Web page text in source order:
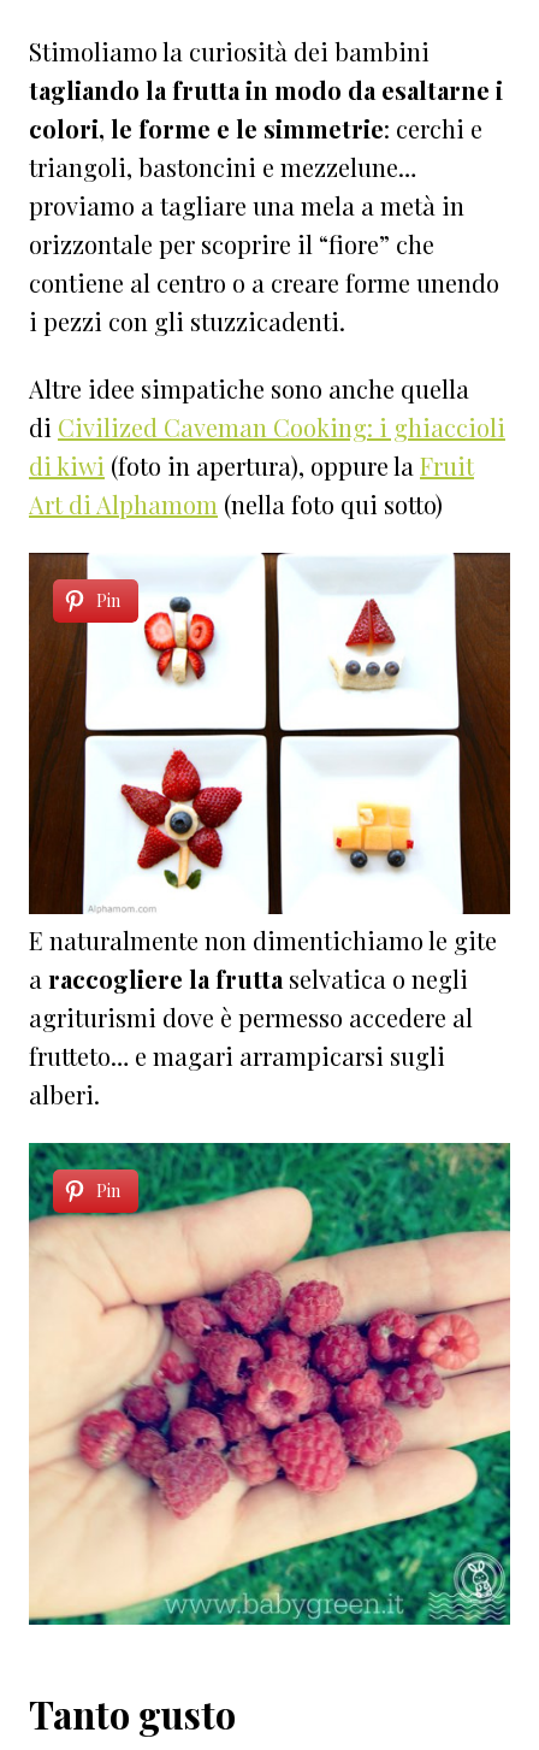
Stimoliamo la curiosità dei bambini
tagliando la frutta in modo da esaltarne i
colori, le forme e le simmetrie: cerchi e
triangoli, bastoncini e mezzelune…
proviamo a tagliare una mela a metà in
orizzontale per scoprire il “fiore” che
contiene al centro o a creare forme unendo
i pezzi con gli stuzzicadenti.
Altre idee simpatiche sono anche quella
di Civilized Caveman Cooking: i ghiaccioli
di kiwi (foto in apertura), oppure la Fruit
Art di Alphamom (nella foto qui sotto)
Pin
E naturalmente non dimentichiamo le gite
a raccogliere la frutta selvatica o negli
agriturismi dove è permesso accedere al
frutteto… e magari arrampicarsi sugli
alberi.
Pin
Tanto gusto